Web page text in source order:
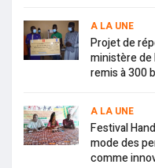
A LA UNE
Projet de
ministère de
remis à 300
A LA UNE
Festival
mode des
comme